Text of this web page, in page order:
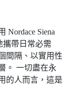
Nordace Siena
攜帶日常必需
間隔、以實用性
。 一切盡在永
的人而言，這是